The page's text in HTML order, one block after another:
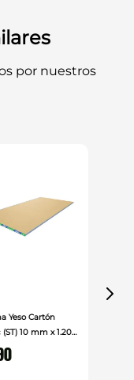
por nuestros
Yeso Cartón
10 mm x 1.20